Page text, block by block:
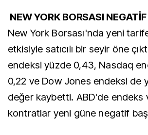
NEW YORK BORSASI
New York Borsası'nda yeni
etkisiyle satıcılı bir seyir öne
endeksi yüzde 0,43, Nasdaq
0,22 ve Dow Jones endeksi de
değer kaybetti. ABD'de endeks
kontratlar yeni güne negatif